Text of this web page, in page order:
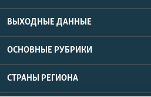
ВЫХОДНЫЕ ДАННЫЕ
ОСНОВНЫЕ РУБРИКИ
СТРАНЫ РЕГИОНА